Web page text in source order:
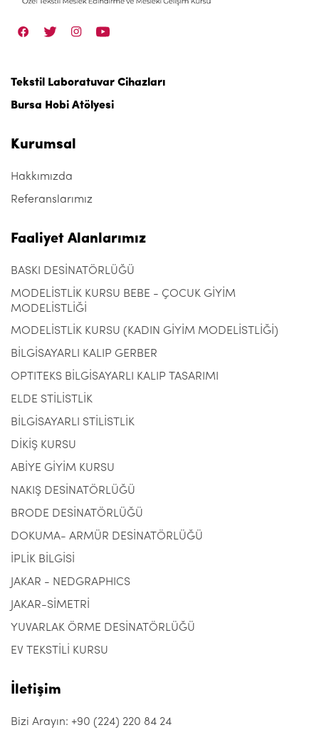
Tekstil Laboratuvar Cihazları
Bursa Hobi Atölyesi
Kurumsal
Hakkımızda
Referanslarımız
Faaliyet Alanlarımız
BASKI DESİNATÖRLÜĞÜ
MODELİSTLİK KURSU BEBE - ÇOCUK GİYİM
MODELİSTLİĞİ
MODELİSTLİK KURSU (KADIN GİYİM MODELİSTLİĞİ)
BİLGİSAYARLI KALIP GERBER
OPTITEKS BİLGİSAYARLI KALIP TASARIMI
ELDE STİLİSTLİK
BİLGİSAYARLI STİLİSTLİK
DİKİŞ KURSU
ABİYE GİYİM KURSU
NAKIŞ DESİNATÖRLÜĞÜ
BRODE DESİNATÖRLÜĞÜ
DOKUMA- ARMÜR DESİNATÖRLÜĞÜ
İPLİK BİLGİSİ
JAKAR - NEDGRAPHICS
JAKAR-SİMETRİ
YUVARLAK ÖRME DESİNATÖRLÜĞÜ
EV TEKSTİLİ KURSU
İletişim
Bizi Arayın: +90 (224) 220 84 24